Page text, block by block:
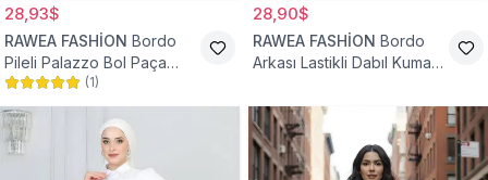
28,93$
RAWEA FASHİON Bordo
Pileli Palazzo Bol Paça
Yüksek Bel Tesettür
Pantolon
(1)
28,90$
RAWEA FASHİON Bordo
Arkası Lastikli Dabıl Kumaş